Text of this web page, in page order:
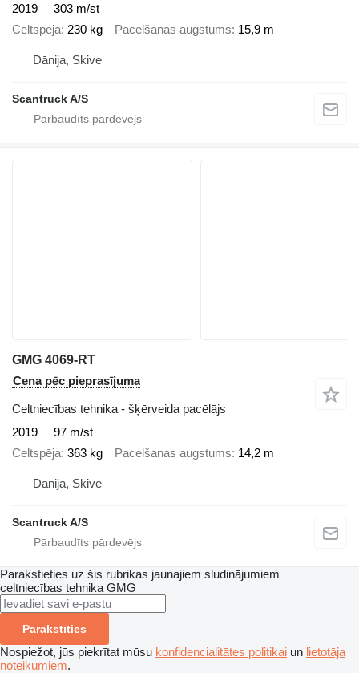
2019
303 m/st
Celtspēja 230 kg Pacelšanas augstums 15,9 m
Dānija, Skive
Scantruck A/S
GMG 4069-RT
Cena pēc pieprasījuma
Celtniecības tehnika - šķērveida pacēlājs
2019
97 m/st
Celtspēja 363 kg Pacelšanas augstums 14,2 m
Dānija, Skive
Scantruck A/S
Parakstieties uz šis rubrikas jaunajiem sludinājumiem
celtniecības tehnika GMG
Parakstīties
Nospiežot, jūs piekrītat mūsu konfidencialitātes politikai un lietotāja
noteikumiem.